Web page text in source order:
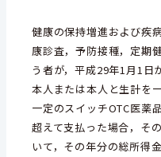
健康の保持増進および疾
康診査，予防接種，定期
う者が，平成29年1月 1日
本人または本人と生計を
一定のスイッチOTC医薬
超えて支払った場合，そ
いて，その年分の総所得